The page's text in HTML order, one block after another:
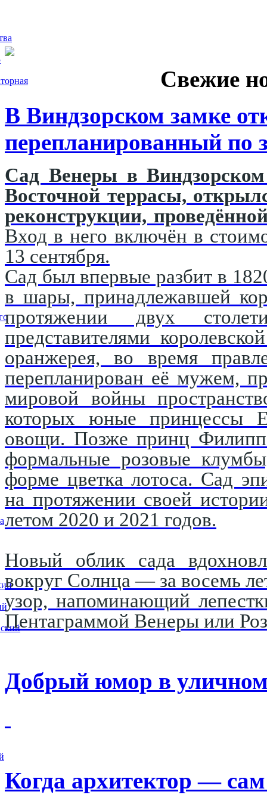
Свежие
В Виндзорском замке
перепланированный
Сад Венеры в
Восточной террасы,
реконструкции,
Вход в него включён в
13 сентября.
Сад был впервые разбит в
в шары, принадлежавшей
протяжении двух
представителями
оранжерея, во время
перепланирован её мужем,
мировой войны
которых юные принцессы
овощи. Позже принц Филипп
формальные розовые
форме цветка лотоса. Сад
на протяжении своей
летом 2020 и 2021 годов.
Новый облик сада
вокруг Солнца — за восемь
узор, напоминающий
Пентаграммой Венеры или
Добрый юмор в уличном
Когда архитектор — сам